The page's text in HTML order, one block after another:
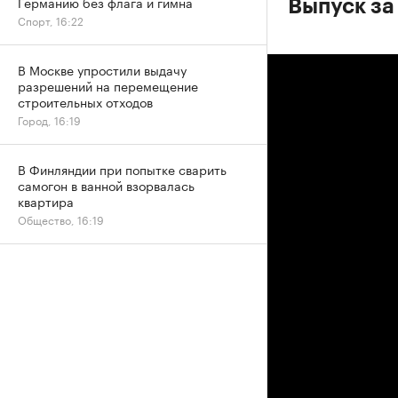
Выпуск
Спорт, 16:22
В Москве упростили выдачу
разрешений на перемещение
строительных отходов
Город, 16:19
В Финляндии при попытке сварить
самогон в ванной взорвалась
квартира
Общество, 16:19